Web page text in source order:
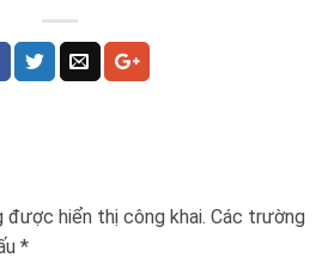
được hiển thị công khai. Các trường
*